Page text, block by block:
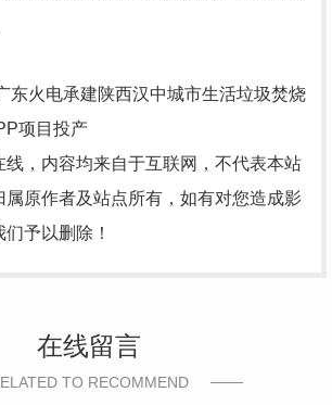
东火电承建陕西汉中城市生活垃圾焚烧
项目投产
线，内容均来自于互联网，不代表本站
属原作者及站点所有，如有对您造成影
予以删除！
在线留言
TO RECOMMEND